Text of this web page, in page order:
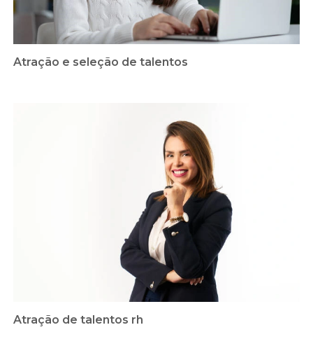
Atração e seleção de talentos
Atração de talentos rh